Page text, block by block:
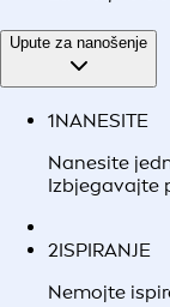
Upute za nanošenje
1NANESITE
Nanesite
Izbjegavajte
2ISPIRANJE
Nemojte